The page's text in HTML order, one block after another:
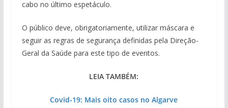
cabo no último espetáculo.
O público deve, obrigatoriamente, utilizar máscara e
seguir as regras de segurança definidas pela Direção-
Geral da Saúde para este tipo de eventos.
LEIA TAMBÉM:
Covid-19: Mais oito casos no Algarve